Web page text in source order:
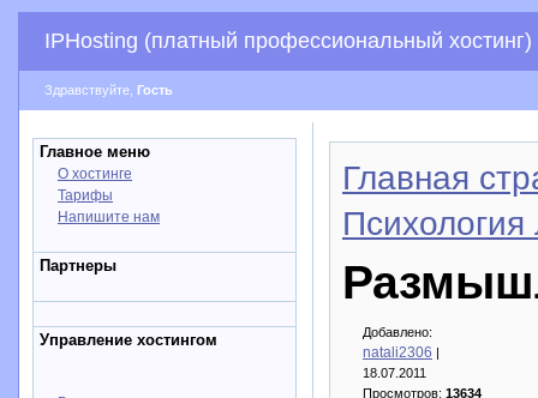
IPHosting (платный профессиональный хостинг)
Здравствуйте, Гость
Главное меню
О хостинге
Тарифы
Напишите нам
Партнеры
Управление хостингом
Главная
Психология
Добавлено:
natali2306 |
18.07.2011
Просмотров: 13634